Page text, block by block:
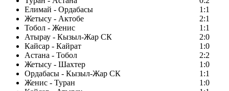
Елимай - Ордабасы
1:1
Жетысу - Актобе
2:1
Тобол - Женис
1:1
Атырау - Кызыл-Жар СК
2:0
Кайсар - Кайрат
1:0
Астана - Тобол
2:2
Жетысу - Шахтер
1:0
Ордабасы - Кызыл-Жар СК
1:1
Женис - Туран
1:0